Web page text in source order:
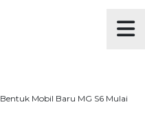
Bentuk Mobil Baru MG S6 Mulai